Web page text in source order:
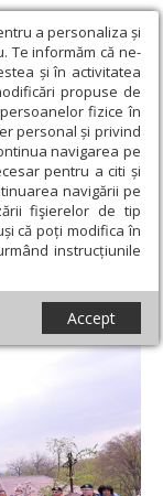
a personaliza și
Te informăm că ne-
și în activitatea
propuse de
fizice în
personal și privind
navigarea pe
pentru a citi și
navigării pe
fişierelor de tip
că poți modifica în
instrucțiunile
Accept
Izvorul Tămăduirii